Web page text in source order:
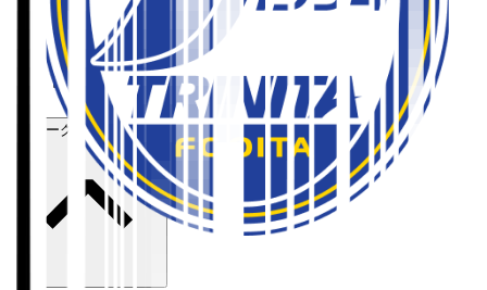
ホーム>
大分トリニータ>
山崎 太新
Ｊリーグ公式サービス